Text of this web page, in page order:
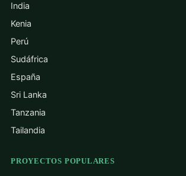
India
Kenia
Perú
Sudáfrica
España
Sri Lanka
Tanzania
Tailandia
PROYECTOS POPULARES